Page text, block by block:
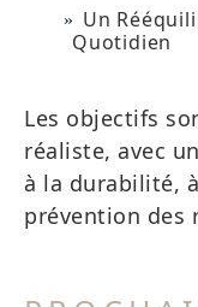
Un
Quotidien
Les objectifs
réaliste, avec
à la durabilité,
prévention des